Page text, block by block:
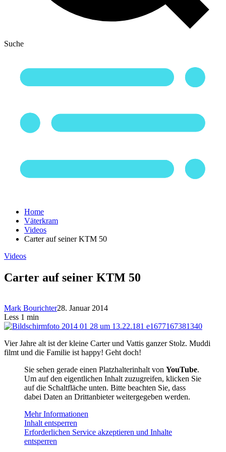
Suche
Home
Väterkram
Videos
Carter auf seiner KTM 50
Videos
Carter auf seiner KTM 50
Mark Bourichter28. Januar 2014
Less 1 min
Vier Jahre alt ist der kleine Carter und Vattis ganzer Stolz. Muddi
filmt und die Familie ist happy! Geht doch!
Sie sehen gerade einen Platzhalterinhalt von YouTube.
Um auf den eigentlichen Inhalt zuzugreifen, klicken Sie
auf die Schaltfläche unten. Bitte beachten Sie, dass
dabei Daten an Drittanbieter weitergegeben werden.
Mehr Informationen
Inhalt entsperren
Erforderlichen Service akzeptieren und Inhalte
entsperren